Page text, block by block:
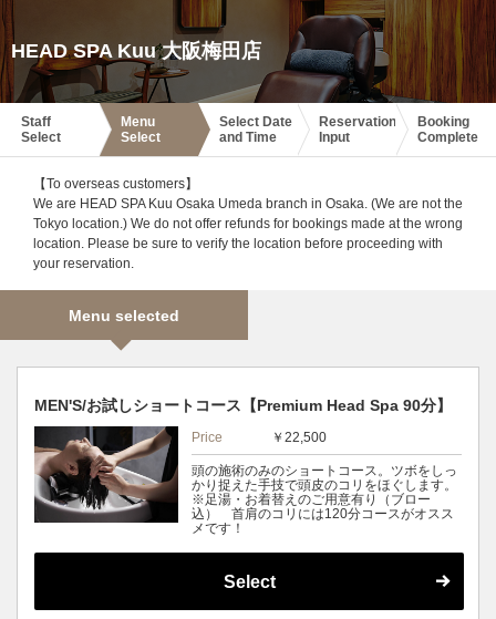
HEAD SPA Kuu 大阪梅田店
Staff
Select
Menu
Select
Select Date
and Time
Reservation
Input
Booking
Complete
【To overseas customers】
We are HEAD SPA Kuu Osaka Umeda branch in Osaka. (We are not the
Tokyo location.) We do not offer refunds for bookings made at the wrong
location. Please be sure to verify the location before proceeding with
your reservation.
Menu selected
MEN'S/お試しショートコース【Premium Head Spa 90分】
Price ￥22,500
頭の施術のみのショートコース。ツボをしっ
かり捉えた手技で頭皮のコリをほぐします。
※足湯・お着替えのご用意有り（ブロー
込） 首肩のコリには120分コースがオスス
メです！
Select